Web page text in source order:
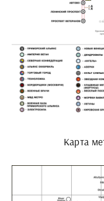
Карта